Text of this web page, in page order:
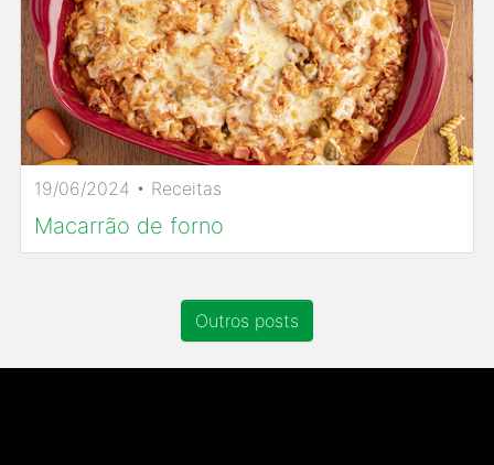
19/06/2024 • Receitas
Macarrão de forno
Outros posts